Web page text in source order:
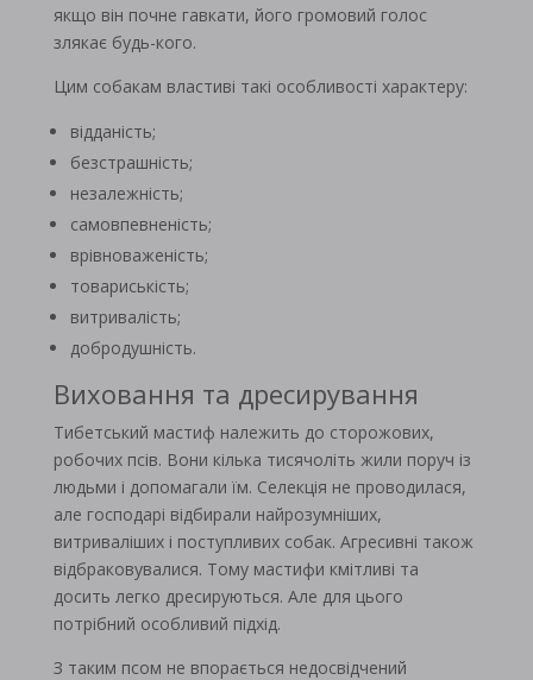
якщо він почне гавкати, його громовий голос
злякає будь-кого.
Цим собакам властиві такі особливості характеру:
відданість;
безстрашність;
незалежність;
самовпевненість;
врівноваженість;
товариськість;
витривалість;
добродушність.
Виховання та дресирування
Тибетський мастиф належить до сторожових,
робочих псів. Вони кілька тисячоліть жили поруч із
людьми і допомагали їм. Селекція не проводилася,
але господарі відбирали найрозумніших,
витриваліших і поступливих собак. Агресивні також
відбраковувалися. Тому мастифи кмітливі та
досить легко дресируються. Але для цього
потрібний особливий підхід.
З таким псом не впорається недосвідчений